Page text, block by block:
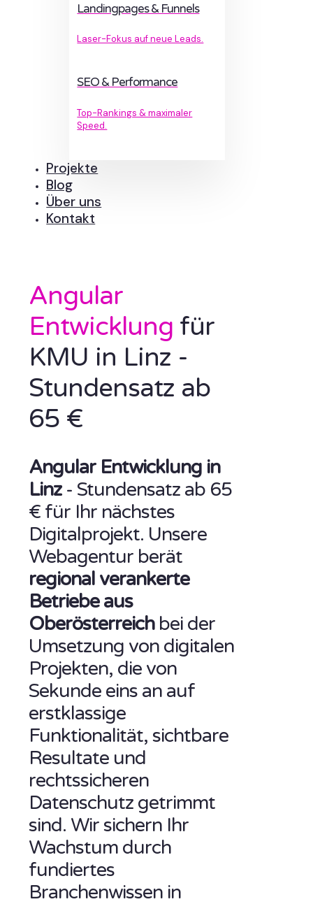
Landingpages & Funnels
Laser-Fokus auf neue Leads.
SEO & Performance
Top-Rankings & maximaler
Speed.
Projekte
Blog
Über uns
Kontakt
Angular
Entwicklung für
KMU in Linz -
Stundensatz ab
65 €
Angular Entwicklung in
Linz- Stundensatz ab 65
€ für Ihr nächstes
Digitalprojekt. Unsere
Webagentur berät
regional verankerte
Betriebe aus
Oberösterreichbei der
Umsetzung von digitalen
Projekten, die von
Sekunde eins an auf
erstklassige
Funktionalität, sichtbare
Resultate und
rechtssicheren
Datenschutz getrimmt
sind. Wir sichern Ihr
Wachstum durch
fundiertes
Branchenwissen in